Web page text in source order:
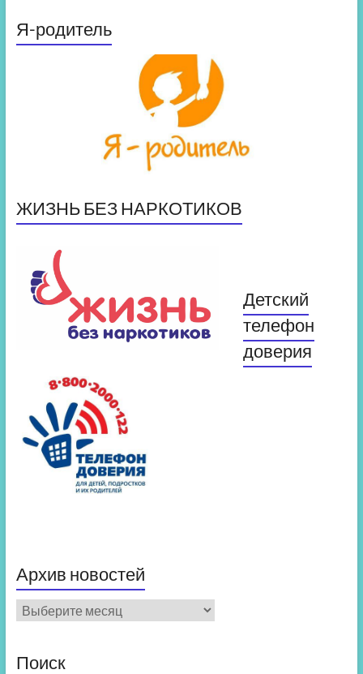
Я-родитель
ЖИЗНЬ БЕЗ НАРКОТИКОВ
Детский
телефон
доверия
Архив новостей
Архив
новостей
Поиск